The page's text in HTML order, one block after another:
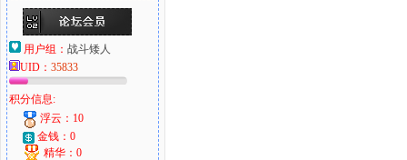
用户组： 战斗矮人
UID： 35833
积分信息:
浮云：10
金钱：0
精华：0